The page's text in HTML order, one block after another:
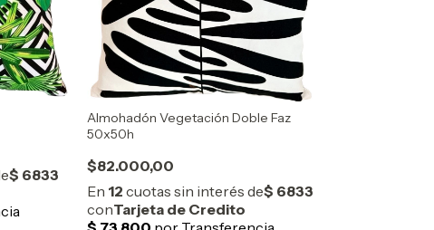
Almohadón Vegetación Doble Faz
50x50h
$82.000,00